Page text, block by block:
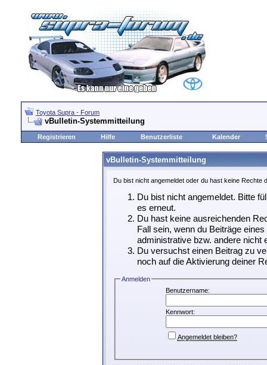
Toyota Supra - Forum
vBulletin-Systemmitteilung
Registrieren Hilfe Benutzerliste Kalender
vBulletin-Systemmitteilung
Du bist nicht angemeldet oder du hast keine Rechte
Du bist nicht angemeldet. Bitte
es erneut.
Du hast keine ausreichenden
Fall sein, wenn du Beiträge
administrative bzw. andere nicht
Du versuchst einen Beitrag zu
noch auf die Aktivierung deiner
Anmelden
Benutzername:
Kennwort:
Angemeldet bleiben?